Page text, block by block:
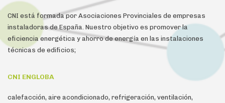
CNI está formada por Asociaciones Provinciales de empresas
instaladoras de España. Nuestro objetivo es promover la
eficiencia energética y ahorro de energía en las instalaciones
técnicas de edificios;
CNI ENGLOBA
calefacción, aire acondicionado, refrigeración, ventilación,